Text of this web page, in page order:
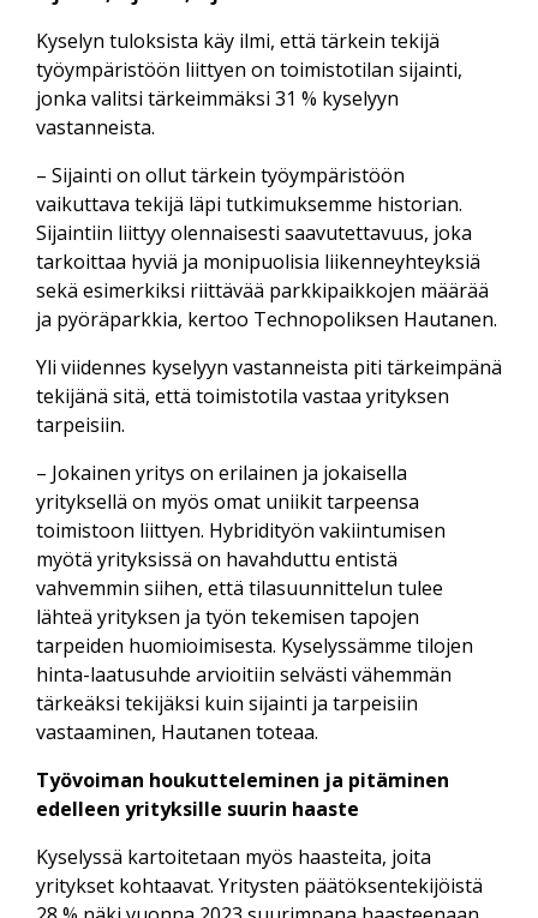
Kyselyn tuloksista käy ilmi, että tärkein tekijä
työympäristöön liittyen on toimistotilan sijainti,
jonka valitsi tärkeimmäksi 31 % kyselyyn
vastanneista.
– Sijainti on ollut tärkein työympäristöön
vaikuttava tekijä läpi tutkimuksemme historian.
Sijaintiin liittyy olennaisesti saavutettavuus, joka
tarkoittaa hyviä ja monipuolisia liikenneyhteyksiä
sekä esimerkiksi riittävää parkkipaikkojen määrää
ja pyöräparkkia, kertoo Technopoliksen Hautanen.
Yli viidennes kyselyyn vastanneista piti tärkeimpänä
tekijänä sitä, että toimistotila vastaa yrityksen
tarpeisiin.
– Jokainen yritys on erilainen ja jokaisella
yrityksellä on myös omat uniikit tarpeensa
toimistoon liittyen. Hybridityön vakiintumisen
myötä yrityksissä on havahduttu entistä
vahvemmin siihen, että tilasuunnittelun tulee
lähteä yrityksen ja työn tekemisen tapojen
tarpeiden huomioimisesta. Kyselyssämme tilojen
hinta-laatusuhde arvioitiin selvästi vähemmän
tärkeäksi tekijäksi kuin sijainti ja tarpeisiin
vastaaminen, Hautanen toteaa.
Työvoiman houkutteleminen ja pitäminen
edelleen yrityksille suurin haaste
Kyselyssä kartoitetaan myös haasteita, joita
yritykset kohtaavat. Yritysten päätöksentekijöistä